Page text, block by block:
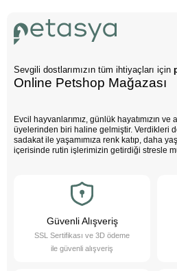
Sevgili dostlarımızın tüm ihtiyaçları için
Online Petshop Mağazası
Evcil hayvanlarımız, günlük hayatımızın
üyelerinden biri haline gelmiştir. Verdikleri
sadakat ile yaşamımıza renk katıp, daha
içerisinde rutin işlerimizin getirdiği stresle
ve duygusal açıdan güçlü bireyler olurlar.
Evcil hayvanlarımız sayesinde daha
egzersiz yapmamızı teşvik eder ve
getirmemize yardımcı olurlar. Bu sevimli
Pet Asya Online Petshop olarak, evcil
değerli katkıların farkındayız ve onlara en
Güvenli Alışveriş
SSL Sertifikası ve 3D ödeme
ile güvenli alışveriş